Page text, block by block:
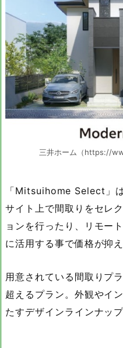
三井ホーム（https://
「Mitsuihome Select」
サイト上で間取りをセレ
ョンを行ったり、リモー
に活用する事で価格が抑
用意されている間取りプ
超えるプラン。外観やイ
たすデザインラインナッ